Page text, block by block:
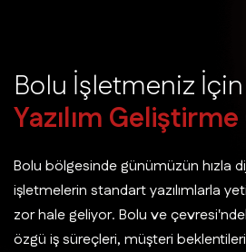
Bolu İşletmeniz İçin
Yazılım Geliştirme
Bolu bölgesinde günümüzün hızla
işletmelerin standart yazılımlarla
zor hale geliyor. Bolu ve
özgü iş süreçleri, müşteri